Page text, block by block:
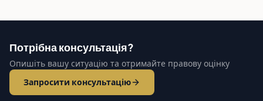
Потрібна консультація?
Опишіть вашу ситуацію та отримайте правову оцінку
Запросити консультацію